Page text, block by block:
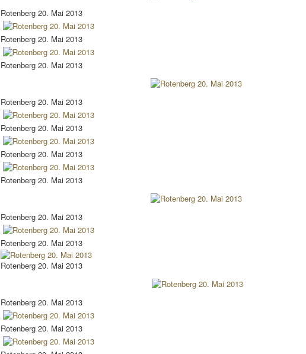
Rotenberg 20. Mai 2013
Rotenberg 20. Mai 2013
Rotenberg 20. Mai 2013
Rotenberg 20. Mai 2013
Rotenberg 20. Mai 2013
Rotenberg 20. Mai 2013
Rotenberg 20. Mai 2013
Rotenberg 20. Mai 2013
Rotenberg 20. Mai 2013
Rotenberg 20. Mai 2013
Rotenberg 20. Mai 2013
Rotenberg 20. Mai 2013